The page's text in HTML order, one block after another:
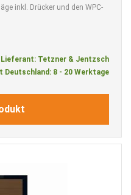
inkl. Drücker und den WPC-
Lieferant: Tetzner & Jentzsch
Deutschland: 8 - 20 Werktage